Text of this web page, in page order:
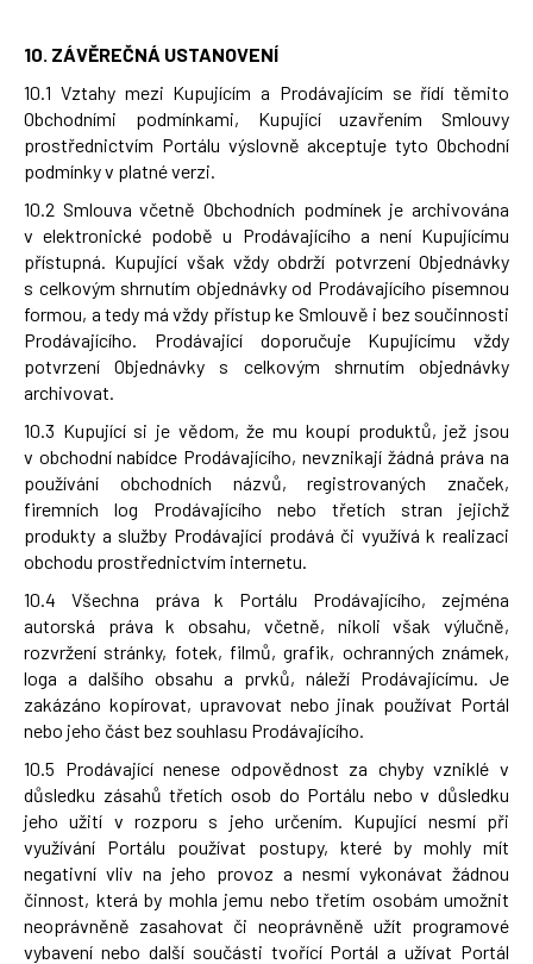
10. ZÁVĚREČNÁ USTANOVENÍ
10.1 Vztahy mezi Kupujícím a Prodávajícím se řídí těmito
Obchodními podmínkami, Kupující uzavřením Smlouvy
prostřednictvím Portálu výslovně akceptuje tyto Obchodní
podmínky v platné verzi.
10.2 Smlouva včetně Obchodních podmínek je archivována
v elektronické podobě u Prodávajícího a není Kupujícímu
přístupná. Kupující však vždy obdrží potvrzení Objednávky
s celkovým shrnutím objednávky od Prodávajícího písemnou
formou, a tedy má vždy přístup ke Smlouvě i bez součinnosti
Prodávajícího. Prodávající doporučuje Kupujícímu vždy
potvrzení Objednávky s celkovým shrnutím objednávky
archivovat.
10.3 Kupující si je vědom, že mu koupí produktů, jež jsou
v obchodní nabídce Prodávajícího, nevznikají žádná práva na
používání obchodních názvů, registrovaných značek,
firemních log Prodávajícího nebo třetích stran jejichž
produkty a služby Prodávající prodává či využívá k realizaci
obchodu prostřednictvím internetu.
10.4 Všechna práva k Portálu Prodávajícího, zejména
autorská práva k obsahu, včetně, nikoli však výlučně,
rozvržení stránky, fotek, filmů, grafik, ochranných známek,
loga a dalšího obsahu a prvků, náleží Prodávajícímu. Je
zakázáno kopírovat, upravovat nebo jinak používat Portál
nebo jeho část bez souhlasu Prodávajícího.
10.5 Prodávající nenese odpovědnost za chyby vzniklé v
důsledku zásahů třetích osob do Portálu nebo v důsledku
jeho užití v rozporu s jeho určením. Kupující nesmí při
využívání Portálu používat postupy, které by mohly mít
negativní vliv na jeho provoz a nesmí vykonávat žádnou
činnost, která by mohla jemu nebo třetím osobám umožnit
neoprávněně zasahovat či neoprávněně užít programové
vybavení nebo další součásti tvořící Portál a užívat Portál